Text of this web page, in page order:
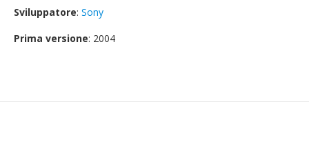
Sviluppatore: Sony
Prima versione: 2004